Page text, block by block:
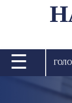
НАУКОВА
МІЖНАРОДНА
ВСТУПНА
☰